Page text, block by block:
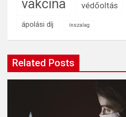
vakcina védőoltás
ápolási díj ínszalag
Related Posts